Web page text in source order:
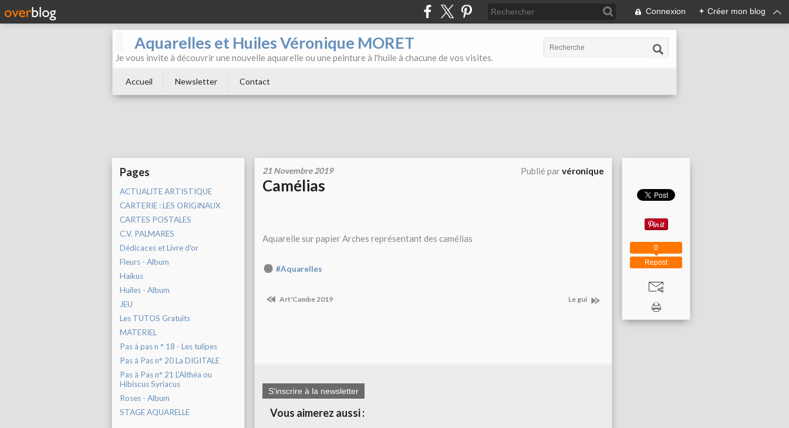
Connexion + Créer mon blog
Aquarelles et Huiles Véronique MORET
Je vous invite à découvrir une nouvelle aquarelle ou une peinture à l'huile à chacune de vos visites.
Accueil Newsletter Contact
Pages
ACTUALITE ARTISTIQUE
CARTERIE : LES ORIGINAUX
CARTES POSTALES
C.V. PALMARES
Dédicaces et Livre d'or
Fleurs - Album
Haïkus
Huiles - Album
JEU
Les TUTOS Gratuits
MATERIEL
Pas à pas n ° 18 - Les tulipes
Pas à Pas n° 20 La DIGITALE
Pas à Pas n° 21 L'Althéa ou
Hibiscus Syriacus
Roses - Album
STAGE AQUARELLE
21 Novembre 2019 Publié parvéronique
Camélias
Aquarelle sur papier Arches représentant des camélias
#Aquarelles
Art'Cambe 2019 Le gui
S'inscrire à la newsletter
Vous aimerez aussi :
Repost
0